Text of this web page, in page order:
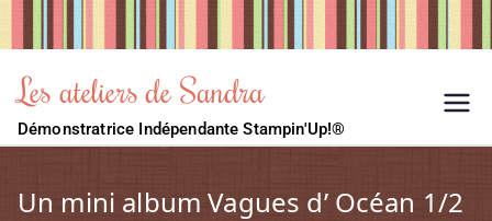
Les ateliers de Sandra
Démonstratrice Indépendante Stampin'Up!®
Un mini album Vagues d’ Océan 1/2